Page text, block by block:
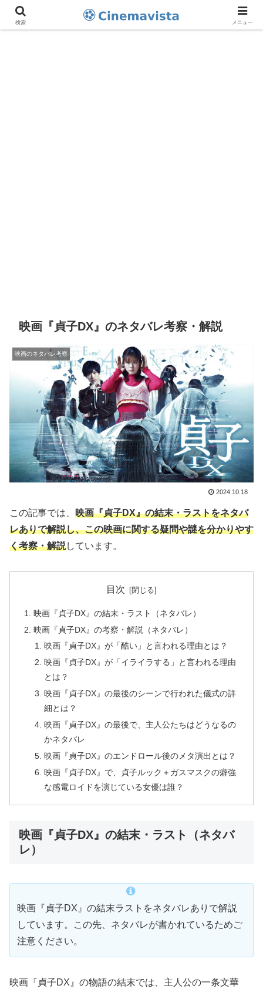
映画『貞子DX』のネタバレ考察・解説
映画のネタバレ考察
2024.10.18
この記事では、 映画『貞子DX』の結末・ラストをネタバ
レありで解説し、この映画に関する疑問や謎を分かりやす
く考察・解説しています。
目次
映画『貞子DX』の結末・ラスト（ネタバレ）
映画『貞子DX』の考察・解説（ネタバレ）
映画『貞子DX』が「酷い」と言われる理由とは？
映画『貞子DX』が「イライラする」と言われる理由
とは？
映画『貞子DX』の最後のシーンで行われた儀式の詳
細とは？
映画『貞子DX』の最後で、主人公たちはどうなるの
かネタバレ
映画『貞子DX』のエンドロール後のメタ演出とは？
映画『貞子DX』で、貞子ルック＋ガスマスクの癖強
な感電ロイドを演じている女優は誰？
映画『貞子DX』の結末・ラスト（ネタバ
レ）
映画『貞子DX』の結末ラストをネタバレありで解説
しています。この先、ネタバレが書かれているためご
注意ください。
映画『貞子DX』の物語の結末では、主人公の一条文華
検索 メニュー